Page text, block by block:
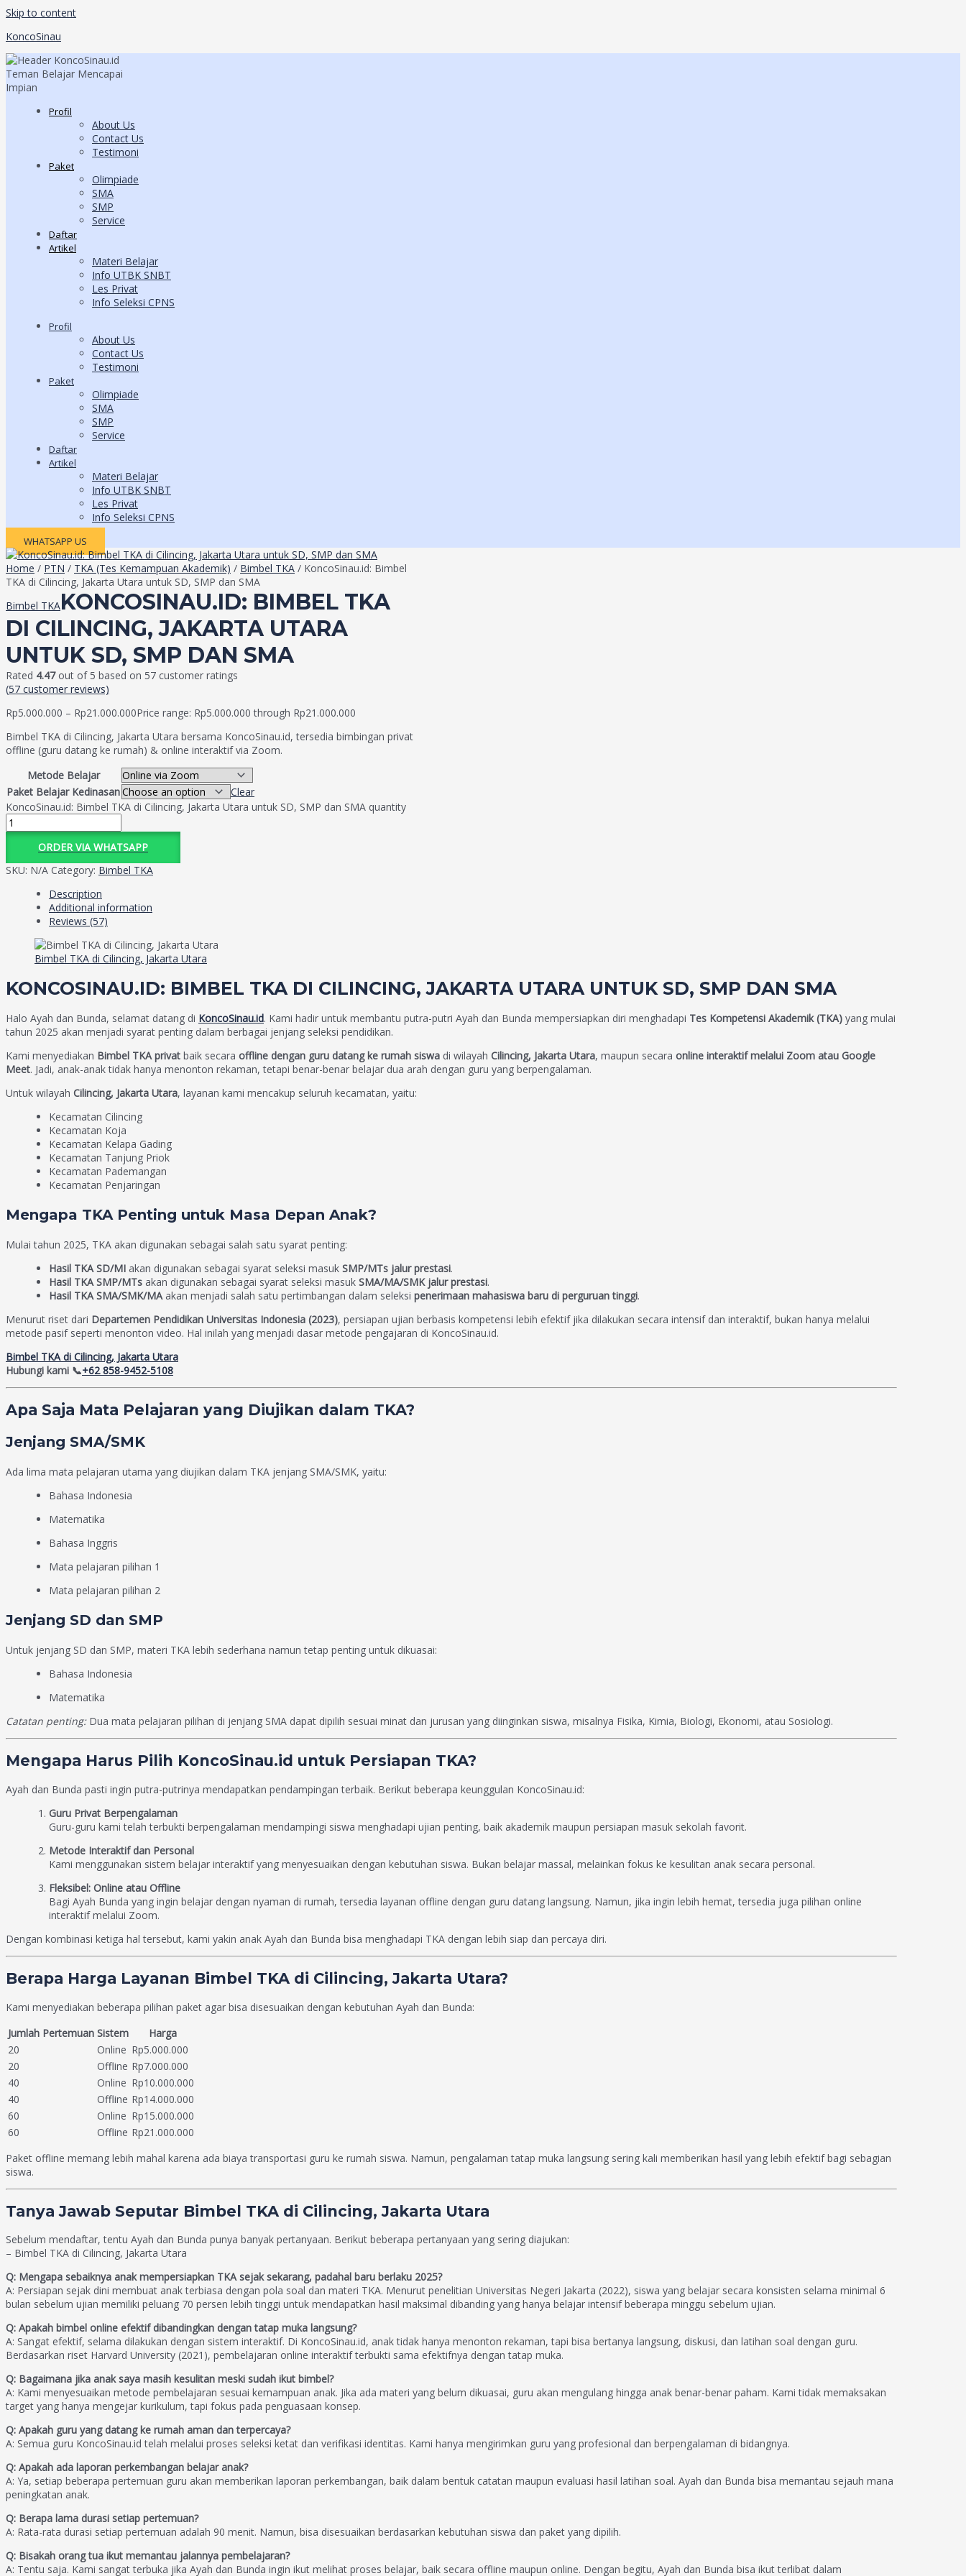
Skip to content
KoncoSinau
Profil
About Us
Contact Us
Testimoni
Paket
Olimpiade
SMA
SMP
Service
Daftar
Artikel
Materi Belajar
Info UTBK SNBT
Les Privat
Info Seleksi CPNS
Profil
About Us
Contact Us
Testimoni
Paket
Olimpiade
SMA
SMP
Service
Daftar
Artikel
Materi Belajar
Info UTBK SNBT
Les Privat
Info Seleksi CPNS
WHATSAPP US
Home / PTN / TKA (Tes Kemampuan Akademik) / Bimbel TKA / KoncoSinau.id: Bimbel
TKA di Cilincing, Jakarta Utara untuk SD, SMP dan SMA
Bimbel TKAKONCOSINAU.ID: BIMBEL TKA
DI CILINCING, JAKARTA UTARA
UNTUK SD, SMP DAN SMA
Rated 4.47out of 5 based on 57 customer ratings
(57 customer reviews)
Rp5.000.000 – Rp21.000.000Price range: Rp5.000.000 through Rp21.000.000
Bimbel TKA di Cilincing, Jakarta Utara bersama KoncoSinau.id, tersedia bimbingan privat
offline (guru datang ke rumah) & online interaktif via Zoom.
Metode Belajar
Paket Belajar Kedinasan
Clear
KoncoSinau.id: Bimbel TKA di Cilincing, Jakarta Utara untuk SD, SMP dan SMA quantity
ORDER VIA WHATSAPP
SKU: N/A Category: Bimbel TKA
Description
Additional information
Reviews (57)
Bimbel TKA di Cilincing, Jakarta Utara
KONCOSINAU.ID: BIMBEL TKA DI CILINCING, JAKARTA UTARA UNTUK SD, SMP DAN SMA
Halo Ayah dan Bunda, selamat datang di KoncoSinau.id. Kami hadir untuk membantu putra-putri Ayah dan Bunda mempersiapkan diri menghadapi Tes Kompetensi Akademik (TKA) yang mulai
tahun 2025 akan menjadi syarat penting dalam berbagai jenjang seleksi pendidikan.
Kami menyediakan Bimbel TKA privat baik secara offline dengan guru datang ke rumah siswa di wilayah Cilincing, Jakarta Utara, maupun secara online interaktif melalui Zoom atau Google
Meet. Jadi, anak-anak tidak hanya menonton rekaman, tetapi benar-benar belajar dua arah dengan guru yang berpengalaman.
Untuk wilayah Cilincing, Jakarta Utara, layanan kami mencakup seluruh kecamatan, yaitu:
Kecamatan Cilincing
Kecamatan Koja
Kecamatan Kelapa Gading
Kecamatan Tanjung Priok
Kecamatan Pademangan
Kecamatan Penjaringan
Mengapa TKA Penting untuk Masa Depan Anak?
Mulai tahun 2025, TKA akan digunakan sebagai salah satu syarat penting:
Hasil TKA SD/MI akan digunakan sebagai syarat seleksi masuk SMP/MTs jalur prestasi.
Hasil TKA SMP/MTs akan digunakan sebagai syarat seleksi masuk SMA/MA/SMK jalur prestasi.
Hasil TKA SMA/SMK/MA akan menjadi salah satu pertimbangan dalam seleksi penerimaan mahasiswa baru di perguruan tinggi.
Menurut riset dari Departemen Pendidikan Universitas Indonesia (2023), persiapan ujian berbasis kompetensi lebih efektif jika dilakukan secara intensif dan interaktif, bukan hanya melalui
metode pasif seperti menonton video. Hal inilah yang menjadi dasar metode pengajaran di KoncoSinau.id.
Bimbel TKA di Cilincing, Jakarta Utara
Hubungi kami 📞+62 858-9452-5108
Apa Saja Mata Pelajaran yang Diujikan dalam TKA?
Jenjang SMA/SMK
Ada lima mata pelajaran utama yang diujikan dalam TKA jenjang SMA/SMK, yaitu:
Bahasa Indonesia
Matematika
Bahasa Inggris
Mata pelajaran pilihan 1
Mata pelajaran pilihan 2
Jenjang SD dan SMP
Untuk jenjang SD dan SMP, materi TKA lebih sederhana namun tetap penting untuk dikuasai:
Bahasa Indonesia
Matematika
Catatan penting:Dua mata pelajaran pilihan di jenjang SMA dapat dipilih sesuai minat dan jurusan yang diinginkan siswa, misalnya Fisika, Kimia, Biologi, Ekonomi, atau Sosiologi.
Mengapa Harus Pilih KoncoSinau.id untuk Persiapan TKA?
Ayah dan Bunda pasti ingin putra-putrinya mendapatkan pendampingan terbaik. Berikut beberapa keunggulan KoncoSinau.id:
Guru Privat Berpengalaman
Guru-guru kami telah terbukti berpengalaman mendampingi siswa menghadapi ujian penting, baik akademik maupun persiapan masuk sekolah favorit.
Metode Interaktif dan Personal
Kami menggunakan sistem belajar interaktif yang menyesuaikan dengan kebutuhan siswa. Bukan belajar massal, melainkan fokus ke kesulitan anak secara personal.
Fleksibel: Online atau Offline
Bagi Ayah Bunda yang ingin belajar dengan nyaman di rumah, tersedia layanan offline dengan guru datang langsung. Namun, jika ingin lebih hemat, tersedia juga pilihan online
interaktif melalui Zoom.
Dengan kombinasi ketiga hal tersebut, kami yakin anak Ayah dan Bunda bisa menghadapi TKA dengan lebih siap dan percaya diri.
Berapa Harga Layanan Bimbel TKA di Cilincing, Jakarta Utara?
Kami menyediakan beberapa pilihan paket agar bisa disesuaikan dengan kebutuhan Ayah dan Bunda:
Jumlah Pertemuan Sistem
Harga
20
Online Rp5.000.000
20
Offline Rp7.000.000
40
Online Rp10.000.000
40
Offline Rp14.000.000
60
Online Rp15.000.000
60
Offline Rp21.000.000
Paket offline memang lebih mahal karena ada biaya transportasi guru ke rumah siswa. Namun, pengalaman tatap muka langsung sering kali memberikan hasil yang lebih efektif bagi sebagian
siswa.
Tanya Jawab Seputar Bimbel TKA di Cilincing, Jakarta Utara
Sebelum mendaftar, tentu Ayah dan Bunda punya banyak pertanyaan. Berikut beberapa pertanyaan yang sering diajukan:
– Bimbel TKA di Cilincing, Jakarta Utara
Q: Mengapa sebaiknya anak mempersiapkan TKA sejak sekarang, padahal baru berlaku 2025?
A: Persiapan sejak dini membuat anak terbiasa dengan pola soal dan materi TKA. Menurut penelitian Universitas Negeri Jakarta (2022), siswa yang belajar secara konsisten selama minimal 6
bulan sebelum ujian memiliki peluang 70 persen lebih tinggi untuk mendapatkan hasil maksimal dibanding yang hanya belajar intensif beberapa minggu sebelum ujian.
Q: Apakah bimbel online efektif dibandingkan dengan tatap muka langsung?
A: Sangat efektif, selama dilakukan dengan sistem interaktif. Di KoncoSinau.id, anak tidak hanya menonton rekaman, tapi bisa bertanya langsung, diskusi, dan latihan soal dengan guru.
Berdasarkan riset Harvard University (2021), pembelajaran online interaktif terbukti sama efektifnya dengan tatap muka.
Q: Bagaimana jika anak saya masih kesulitan meski sudah ikut bimbel?
A: Kami menyesuaikan metode pembelajaran sesuai kemampuan anak. Jika ada materi yang belum dikuasai, guru akan mengulang hingga anak benar-benar paham. Kami tidak memaksakan
target yang hanya mengejar kurikulum, tapi fokus pada penguasaan konsep.
Q: Apakah guru yang datang ke rumah aman dan terpercaya?
A: Semua guru KoncoSinau.id telah melalui proses seleksi ketat dan verifikasi identitas. Kami hanya mengirimkan guru yang profesional dan berpengalaman di bidangnya.
Q: Apakah ada laporan perkembangan belajar anak?
A: Ya, setiap beberapa pertemuan guru akan memberikan laporan perkembangan, baik dalam bentuk catatan maupun evaluasi hasil latihan soal. Ayah dan Bunda bisa memantau sejauh mana
peningkatan anak.
Q: Berapa lama durasi setiap pertemuan?
A: Rata-rata durasi setiap pertemuan adalah 90 menit. Namun, bisa disesuaikan berdasarkan kebutuhan siswa dan paket yang dipilih.
Q: Bisakah orang tua ikut memantau jalannya pembelajaran?
A: Tentu saja. Kami sangat terbuka jika Ayah dan Bunda ingin ikut melihat proses belajar, baik secara offline maupun online. Dengan begitu, Ayah dan Bunda bisa ikut terlibat dalam